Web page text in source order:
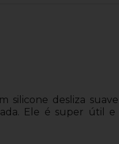
silicone desliza
Ele é super útil e